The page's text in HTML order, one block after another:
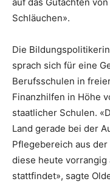
Schläuchen».
Die
sprach sich für eine
Berufsschulen in
Finanzhilfen in Höhe
staatlicher Schulen.
Land gerade bei der
Pflegebereich aus
diese heute
stattfindet», sagte